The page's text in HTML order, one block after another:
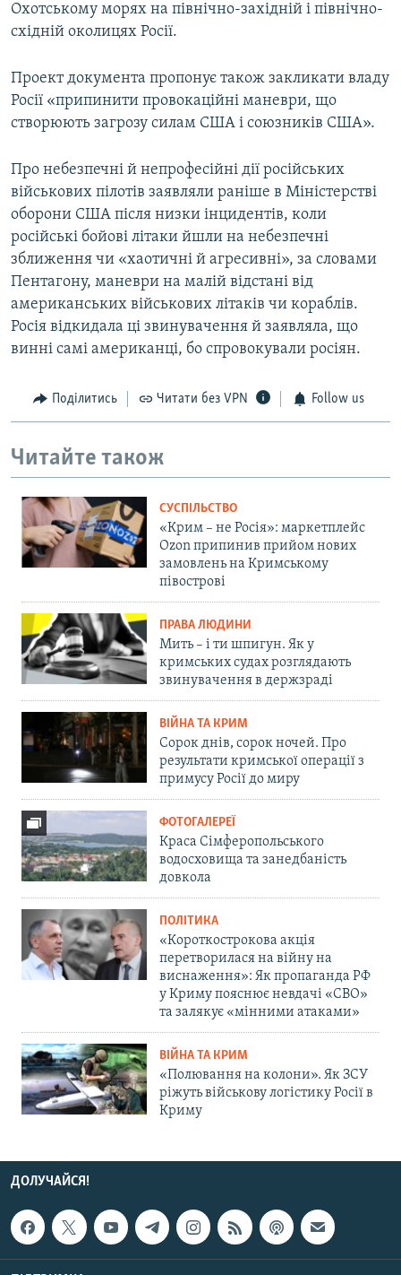
Охотському морях на північно-західній і північно-
східній околицях Росії.
Проект документа пропонує також закликати владу
Росії «припинити провокаційні маневри, що
створюють загрозу силам США і союзників США».
Про небезпечні й непрофесійні дії російських
військових пілотів заявляли раніше в Міністерстві
оборони США після низки інцидентів, коли
російські бойові літаки йшли на небезпечні
зближення чи «хаотичні й агресивні», за словами
Пентагону, маневри на малій відстані від
американських військових літаків чи кораблів.
Росія відкидала ці звинувачення й заявляла, що
винні самі американці, бо спровокували росіян.
Поділитись Читати без VPN Follow us
Читайте також
СУСПІЛЬСТВО
«Крим – не Росія»: маркетплейс
Ozon припинив прийом нових
замовлень на Кримському
півострові
ПРАВА ЛЮДИНИ
Мить – і ти шпигун. Як у
кримських судах розглядають
звинувачення в держзраді
ВІЙНА ТА КРИМ
Сорок днів, сорок ночей. Про
результати кримської операції з
примусу Росії до миру
ФОТОГАЛЕРЕЇ
Краса Сімферопольського
водосховища та занедбаність
довкола
ПОЛІТИКА
«Короткострокова акція
перетворилася на війну на
виснаження»: Як пропаганда РФ
у Криму пояснює невдачі «СВО»
та залякує «мінними атаками»
ВІЙНА ТА КРИМ
«Полювання на колони». Як ЗСУ
ріжуть військову логістику Росії в
Криму
ДОЛУЧАЙСЯ!